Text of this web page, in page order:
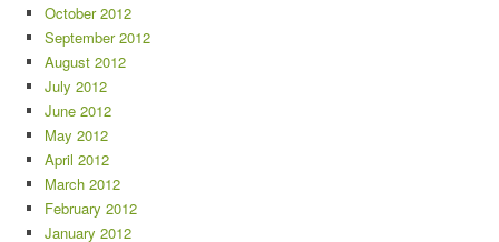
October 2012
September 2012
August 2012
July 2012
June 2012
May 2012
April 2012
March 2012
February 2012
January 2012